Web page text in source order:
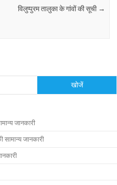
विलुप्‍पुरम तालुका के गांवों की सूची →
खोजें
जानकारी
जानकारी